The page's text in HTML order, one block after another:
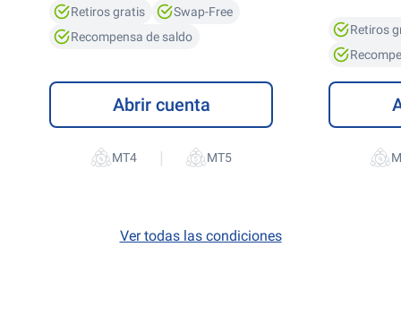
Retiros gratis
Swap-Free
Recompensa de saldo
Abrir cuenta
|
Retiros
Ver todas las condiciones